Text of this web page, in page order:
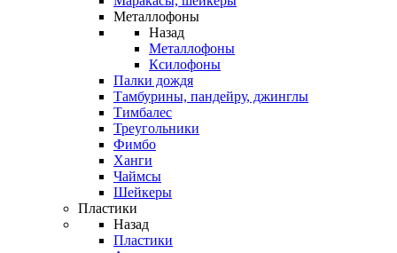
Металлофоны
Назад
Металлофоны
Ксилофоны
Палки дождя
Тамбурины, пандейру, джинглы
Тимбалес
Треугольники
Фимбо
Ханги
Чаймсы
Шейкеры
Пластики
Назад
Пластики